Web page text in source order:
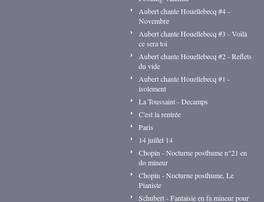
Aubert chante Houellebecq #4 -
Novembre
Aubert chante Houellebecq #3 - Voilà
ce sera toi
Aubert chante Houellebecq #2 - Reflets
du vide
Aubert chante Houellebecq #1 -
isolement
La Toussaint - Decamps
C'est la rentrée
Paris
14 juillet 14
Chopin - Nocturne posthume n°21 en
do mineur
Chopin - Nocturne posthume, Le
Pianiste
Schubert - Fantaisie en fa mineur pour